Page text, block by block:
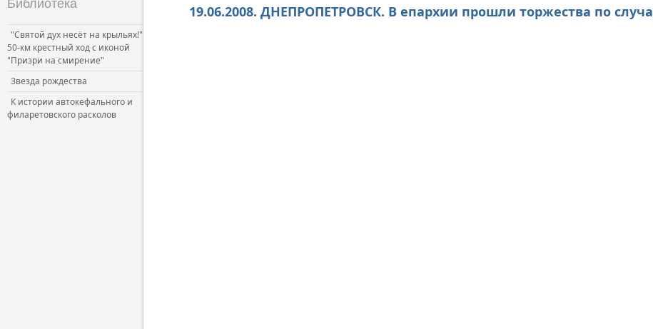
Библиотека
"Святой дух несёт на крыльях!"
50-км крестный ход с иконой
"Призри на смирение"
Звезда рождества
К истории автокефального и
филаретовского расколов
19.06.2008. ДНЕПРОПЕТРОВСК. В епархии прошли торжества по